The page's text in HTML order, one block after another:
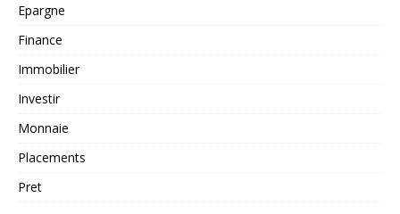
Epargne
Finance
Immobilier
Investir
Monnaie
Placements
Pret